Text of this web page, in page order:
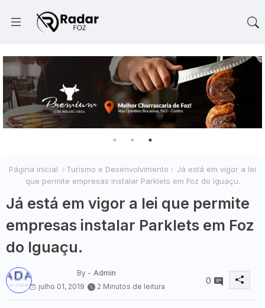
Página inicial Turismo e Desenvolvimento
Já está em vigor a lei
que permite empresas instalar Parklets em Foz do Iguaçu.
Já está em vigor a lei que permite
empresas instalar Parklets em Foz
do Iguaçu.
By - Admin
julho 01, 2019
2 Minutos de leitura
0